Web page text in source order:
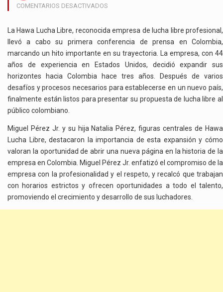
COMENTARIOS DESACTIVADOS
LUCHA
LA
HAWA
EN
BARRANQUILLA
La Hawa Lucha Libre, reconocida empresa de lucha libre profesional,
llevó a cabo su primera conferencia de prensa en Colombia,
marcando un hito importante en su trayectoria. La empresa, con 44
años de experiencia en Estados Unidos, decidió expandir sus
horizontes hacia Colombia hace tres años. Después de varios
desafíos y procesos necesarios para establecerse en un nuevo país,
finalmente están listos para presentar su propuesta de lucha libre al
público colombiano.
Miguel Pérez Jr. y su hija Natalia Pérez, figuras centrales de Hawa
Lucha Libre, destacaron la importancia de esta expansión y cómo
valoran la oportunidad de abrir una nueva página en la historia de la
empresa en Colombia. Miguel Pérez Jr. enfatizó el compromiso de la
empresa con la profesionalidad y el respeto, y recalcó que trabajan
con horarios estrictos y ofrecen oportunidades a todo el talento,
promoviendo el crecimiento y desarrollo de sus luchadores.